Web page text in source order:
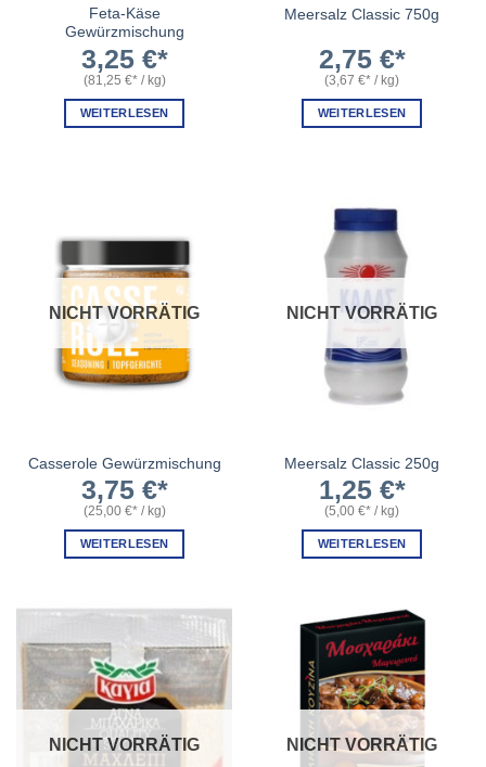
Feta-Käse
Gewürzmischung
3,25 €
(81,25 € /kg)
WEITERLESEN
Meersalz Classic 750g
2,75 €
(3,67 € /kg)
WEITERLESEN
NICHT VORRÄTIG
Casserole Gewürzmischung
3,75 €
(25,00 € / kg)
WEITERLESEN
NICHT VORRÄTIG
Meersalz Classic 250g
1,25 €
(5,00 € / kg)
WEITERLESEN
NICHT VORRÄTIG NICHT VORRÄTIG